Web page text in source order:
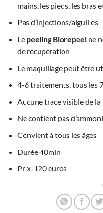
mains, les pieds, les bras
Pas d’injections/aiguilles
Le peeling Biorepeelne
de récupération
Le maquillage peut être
4-6 traitements, tous les
Aucune trace visible de
Ne contient pas
Convient à tous les âges
Durée 40min
Prix-120 euros